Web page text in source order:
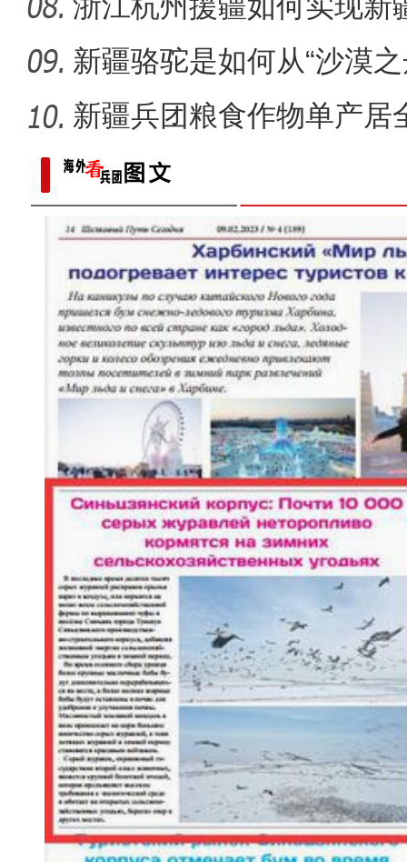
阳春三月好风光 植树
门口创
新疆骆驼是如何从“沙漠
舟”的
新疆兵团粮食作物单产居
哪些